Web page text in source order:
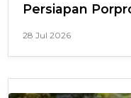
Persiapan
28 Jul 2026